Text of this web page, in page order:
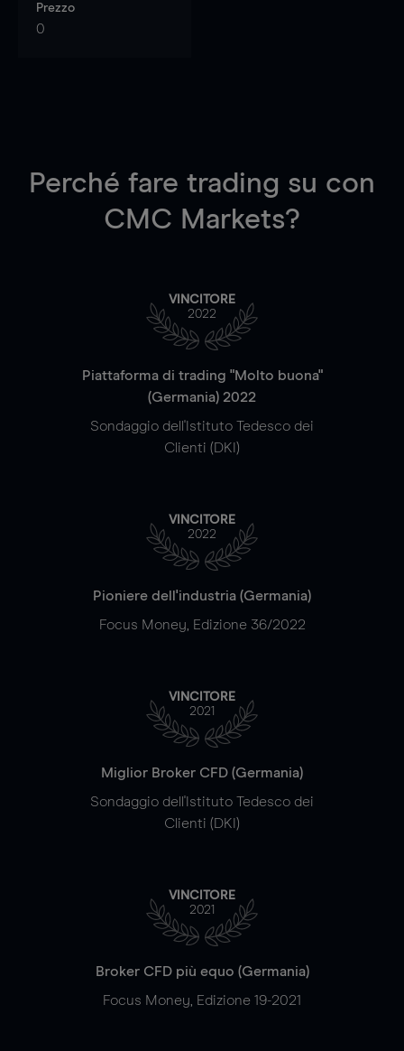
Prezzo
0
Perché fare trading su con
CMC Markets?
VINCITORE
2022
Piattaforma di trading "Molto buona"
(Germania) 2022
Sondaggio dell'Istituto Tedesco dei
Clienti (DKI)
VINCITORE
2022
Pioniere dell'industria (Germania)
Focus Money, Edizione 36/2022
VINCITORE
2021
Miglior Broker CFD (Germania)
Sondaggio dell'Istituto Tedesco dei
Clienti (DKI)
VINCITORE
2021
Broker CFD più equo (Germania)
Focus Money, Edizione 19-2021